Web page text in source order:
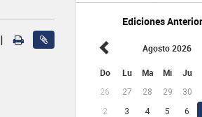
Ediciones
Agosto 2026
Do Lu Ma Mi Ju
26 27 28 29 30
2
3 4 5 6
|